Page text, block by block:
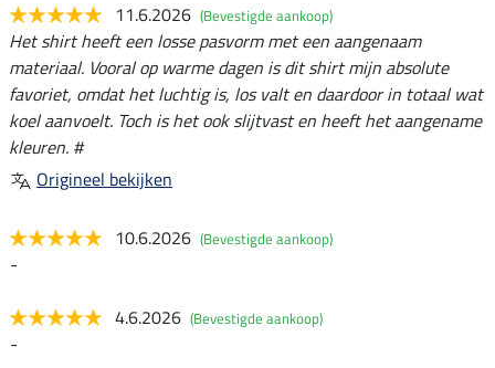
11.6.2026 (Bevestigde aankoop)
Het shirt heeft een losse pasvorm met een aangenaam
materiaal. Vooral op warme dagen is dit shirt mijn absolute
favoriet, omdat het luchtig is, los valt en daardoor in totaal wat
koel aanvoelt. Toch is het ook slijtvast en heeft het aangename
kleuren. #
Origineel bekijken
10.6.2026 (Bevestigde aankoop)
-
4.6.2026 (Bevestigde aankoop)
-